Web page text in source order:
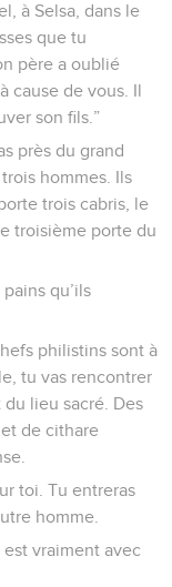
à Selsa, dans le
que tu
père a oublié
cause de vous. Il
son fils.”
près du grand
hommes. Ils
trois cabris, le
troisième porte du
qu’ils
philistins sont à
tu vas rencontrer
lieu sacré. Des
de cithare
toi. Tu entreras
homme.
vraiment avec